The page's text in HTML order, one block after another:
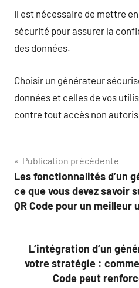
Il est nécessaire de mettre
sécurité pour assurer la
des données.
Choisir un générateur
données et celles de vos
contre tout accès non
Navigation
de
l’article
Publication précédente
Les fonctionnalités d’un
ce que vous devez savoir
QR Code pour un meilleur
L’intégration d’un
votre stratégie :
Code peut